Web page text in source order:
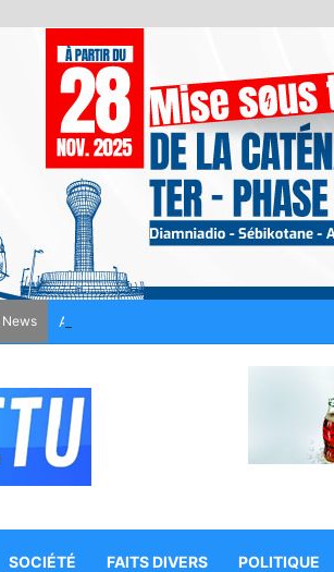
Affaire des 215 milliards FCFA : Khadim
SOCIÉTÉ FAITS DIVERS POLITIQUE